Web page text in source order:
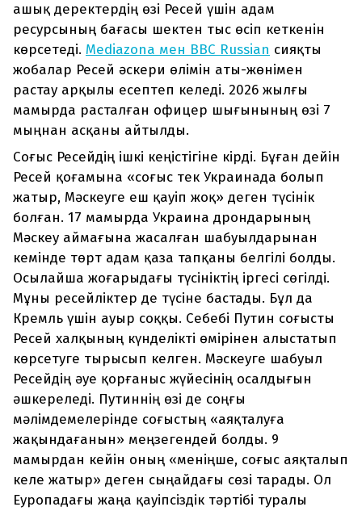
ашық деректердің өзі Ресей үшін адам
ресурсының бағасы шектен тыс өсіп кеткенін
көрсетеді. Mediazona мен BBC Russian сияқты
жобалар Ресей әскери өлімін аты-жөнімен
растау арқылы есептеп келеді. 2026 жылғы
мамырда расталған офицер шығынының өзі 7
мыңнан асқаны айтылды.
Соғыс Ресейдің ішкі кеңістігіне кірді. Бұған дейін
Ресей қоғамына «соғыс тек Украинада болып
жатыр, Мәскеуге еш қауіп жоқ» деген түсінік
болған. 17 мамырда Украина дрондарының
Мәскеу аймағына жасалған шабуылдарынан
кемінде төрт адам қаза тапқаны белгілі болды.
Осылайша жоғарыдағы түсініктің іргесі сөгілді.
Мұны ресейліктер де түсіне бастады. Бұл да
Кремль үшін ауыр соққы. Себебі Путин соғысты
Ресей халқының күнделікті өмірінен алыстатып
көрсетуге тырысып келген. Мәскеуге шабуыл
Ресейдің әуе қорғаныс жүйесінің осалдығын
әшкереледі. Путиннің өзі де соңғы
мәлімдемелерінде соғыстың «аяқталуға
жақындағанын» меңзегендей болды. 9
мамырдан кейін оның «меніңше, соғыс аяқталып
келе жатыр» деген сыңайдағы сөзі тарады. Ол
Еуропадағы жаңа қауіпсіздік тәртібі туралы